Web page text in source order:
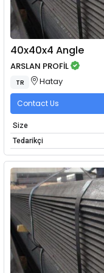
40x40x4 Angle
ARSLAN PROFİL
TR Hatay
Contact Us
Size
Tedarikçi